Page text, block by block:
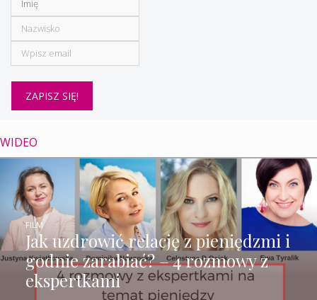
WIDEO
Jak uzdrowić relację z pieniędzmi i
godnie zarabiać? – 4 rozmowy z
ekspertkami
FILM